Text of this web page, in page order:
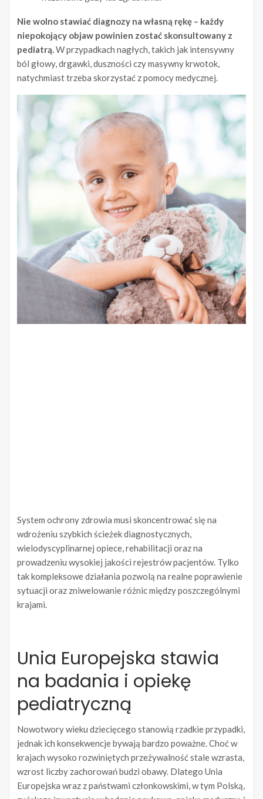
Nie wolno stawiać diagnozy na własną rękę – każdy
niepokojący objaw powinien zostać skonsultowany z
pediatrą.W przypadkach nagłych, takich jak intensywny
ból głowy, drgawki, duszności czy masywny krwotok,
natychmiast trzeba skorzystać z pomocy medycznej.
System ochrony zdrowia musi skoncentrować się na
wdrożeniu szybkich ścieżek diagnostycznych,
wielodyscyplinarnej opiece, rehabilitacji oraz na
prowadzeniu wysokiej jakości rejestrów pacjentów. Tylko
tak kompleksowe działania pozwolą na realne poprawienie
sytuacji oraz zniwelowanie różnic między poszczególnymi
krajami.
Unia Europejska stawia
na badania i opiekę
pediatryczną
Nowotwory wieku dziecięcego stanowią rzadkie przypadki,
jednak ich konsekwencje bywają bardzo poważne. Choć w
krajach wysoko rozwiniętych przeżywalność stale wzrasta,
wzrost liczby zachorowań budzi obawy. Dlatego Unia
Europejska wraz z państwami członkowskimi, w tym Polską,